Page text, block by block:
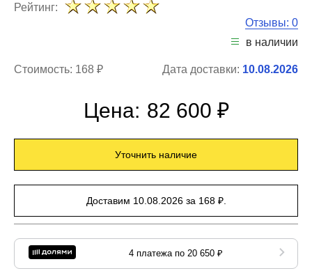
Рейтинг:
Отзывы: 0
в наличии
Стоимость: 168 ₽ Дата доставки: 10.08.2026
Цена: 82 600 ₽
Уточнить наличие
Доставим 10.08.2026 за 168 ₽.
4 платежа по 20 650 ₽